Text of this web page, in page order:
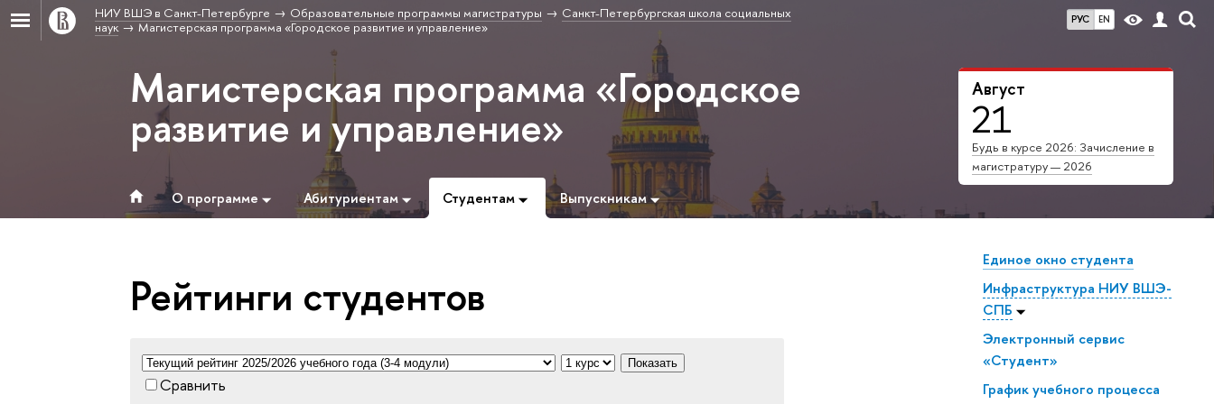
РУС EN
НИУ ВШЭ в Санкт-Петербурге Образовательные программы магистратуры
Санкт-Петербургская школа социальных
наук
Магистерская программа «Городское развитие и управление»
Август
21
Будь в курсе 2026: Зачисление в
магистратуру — 2026
Магистерская программа «Городское
развитие и управление»
О программе Абитуриентам Студентам Выпускникам
Единое окно студента
Инфраструктура НИУ ВШЭ-
СПБ
Электронный сервис
«Студент»
График учебного процесса
Рейтинги студентов
Показать
Сравнить